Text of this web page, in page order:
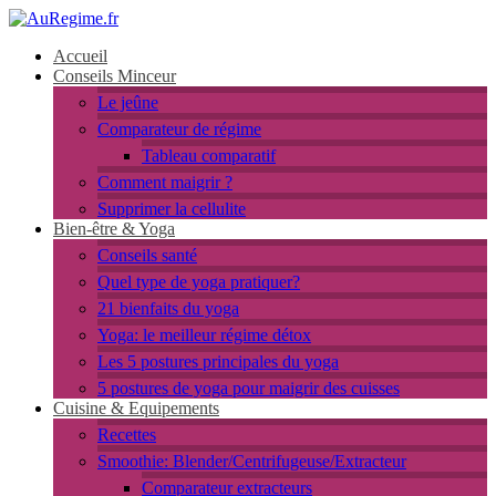
Accueil
Conseils Minceur
Le jeûne
Comparateur de régime
Tableau comparatif
Comment maigrir ?
Supprimer la cellulite
Bien-être & Yoga
Conseils santé
Quel type de yoga pratiquer?
21 bienfaits du yoga
Yoga: le meilleur régime détox
Les 5 postures principales du yoga
5 postures de yoga pour maigrir des cuisses
Cuisine & Equipements
Recettes
Smoothie: Blender/Centrifugeuse/Extracteur
Comparateur extracteurs